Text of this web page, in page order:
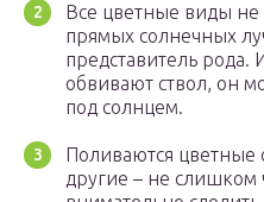
Все цветные виды не
прямых солнечных
представитель рода.
обвивают ствол, он
под солнцем.
Поливаются цветные
другие – не слишком